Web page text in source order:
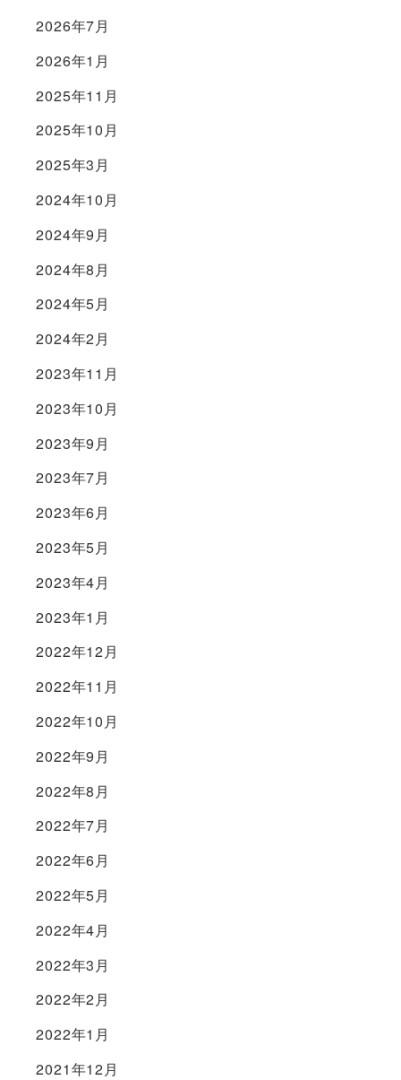
2026年7月
2026年1月
2025年11月
2025年10月
2025年3月
2024年10月
2024年9月
2024年8月
2024年5月
2024年2月
2023年11月
2023年10月
2023年9月
2023年7月
2023年6月
2023年5月
2023年4月
2023年1月
2022年12月
2022年11月
2022年10月
2022年9月
2022年8月
2022年7月
2022年6月
2022年5月
2022年4月
2022年3月
2022年2月
2022年1月
2021年12月